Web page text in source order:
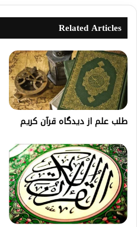
Related Articles
طلب علم از ديدگاه قرآن کریم